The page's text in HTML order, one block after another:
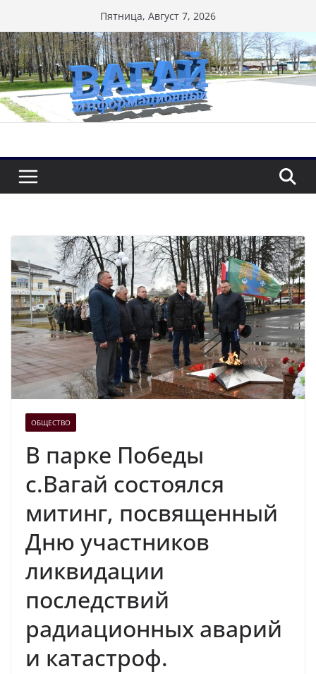
к
содержимому
Пятница, Август 7, 2026
ОБЩЕСТВО
В парке Победы
с.Вагай состоялся
митинг, посвященный
Дню участников
ликвидации
последствий
радиационных аварий
и катастроф.